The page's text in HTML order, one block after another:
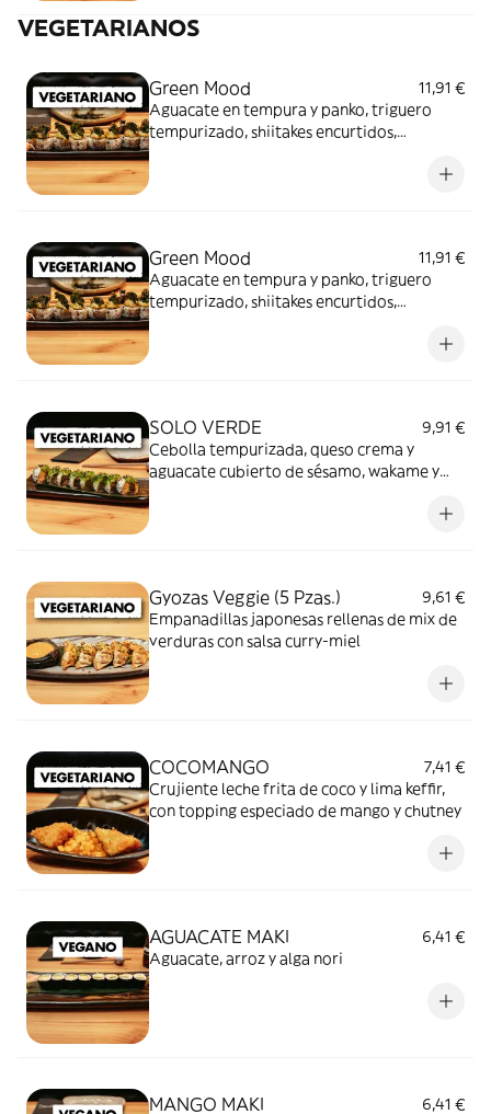
VEGETARIANOS
Green Mood
11,91 €
Aguacate en tempura y panko, triguero
tempurizado, shiitakes encurtidos,
Green Mood
11,91 €
Aguacate en tempura y panko, triguero
tempurizado, shiitakes encurtidos,
SOLO VERDE
9,91 €
Cebolla tempurizada, queso crema y
aguacate cubierto de sésamo, wakame y
Gyozas Veggie (5 Pzas.)
9,61 €
Empanadillas japonesas rellenas de mix de
verduras con salsa curry-miel
COCOMANGO
7,41 €
Crujiente leche frita de coco y lima keffir,
con topping especiado de mango y chutney
AGUACATE MAKI
6,41 €
Aguacate, arroz y alga nori
MANGO MAKI
6,41 €